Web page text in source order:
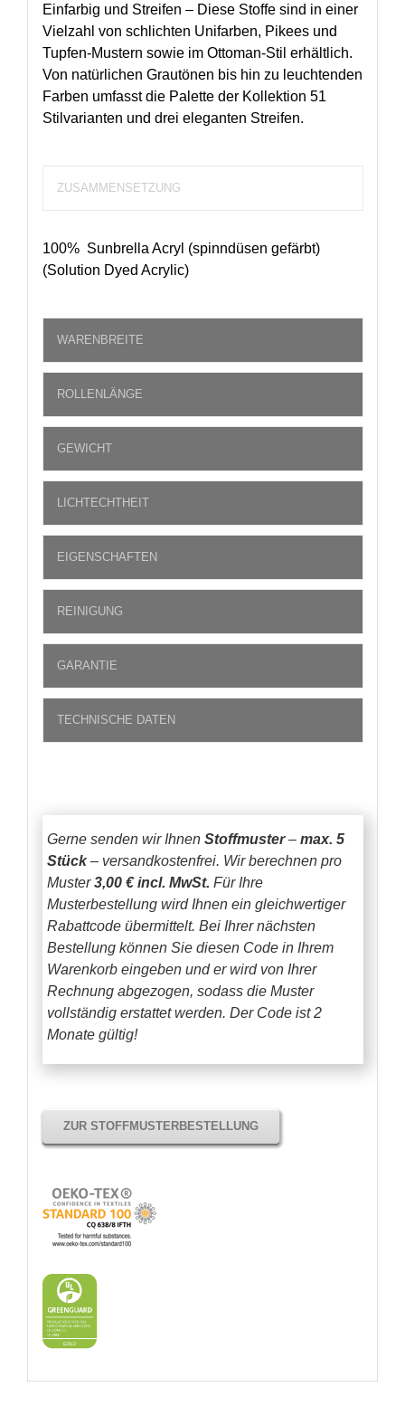
Einfarbig und Streifen – Diese Stoffe sind in einer
Vielzahl von schlichten Unifarben, Pikees und
Tupfen-Mustern sowie im Ottoman-Stil erhältlich.
Von natürlichen Grautönen bis hin zu leuchtenden
Farben umfasst die Palette der Kollektion 51
Stilvarianten und drei eleganten Streifen.
ZUSAMMENSETZUNG
100% Sunbrella Acryl (spinndüsen gefärbt)
(Solution Dyed Acrylic)
WARENBREITE
ROLLENLÄNGE
GEWICHT
LICHTECHTHEIT
EIGENSCHAFTEN
REINIGUNG
GARANTIE
TECHNISCHE DATEN
Gerne senden wir Ihnen Stoffmuster– max. 5
Stück– versandkostenfrei. Wir berechnen pro
Muster3,00 € incl. MwSt. Für Ihre
Musterbestellung wird Ihnen ein gleichwertiger
Rabattcode übermittelt. Bei Ihrer nächsten
Bestellung können Sie diesen Code in Ihrem
Warenkorb eingeben und er wird von Ihrer
Rechnung abgezogen, sodass die Muster
vollständig erstattet werden. Der Code ist 2
Monate gültig!
ZUR STOFFMUSTERBESTELLUNG